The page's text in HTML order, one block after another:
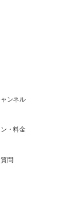
ンネル
・料金
問